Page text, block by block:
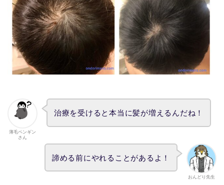
薄毛ペンギン
さん
治療を受けると本当に髪が増えるんだね！
おんどり先生
諦める前にやれることがあるよ！